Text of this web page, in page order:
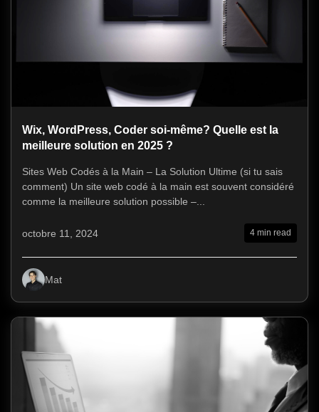
Wix, WordPress, Coder soi-même? Quelle est la
meilleure solution en 2025 ?
Sites Web Codés à la Main – La Solution Ultime (si tu sais
comment) Un site web codé à la main est souvent considéré
comme la meilleure solution possible –...
octobre 11, 2024 4 min read
Mat